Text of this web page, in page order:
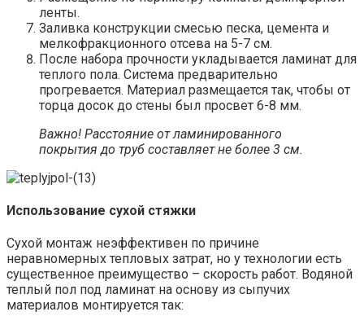
ленты.
Заливка конструкции смесью песка, цемента и
мелкофракционного отсева на 5-7 см.
После набора прочности укладывается ламинат для
теплого пола. Система предварительно
прогревается. Материал размещается так, чтобы от
торца досок до стены был просвет 6-8 мм.
Важно! Расстояние от ламинированного
покрытия до труб составляет не более 3 см.
Использование сухой стяжки
Сухой монтаж неэффективен по причине
неравномерных тепловых затрат, но у технологии есть
существенное преимущество – скорость работ. Водяной
теплый пол под ламинат на основу из сыпучих
материалов монтируется так: